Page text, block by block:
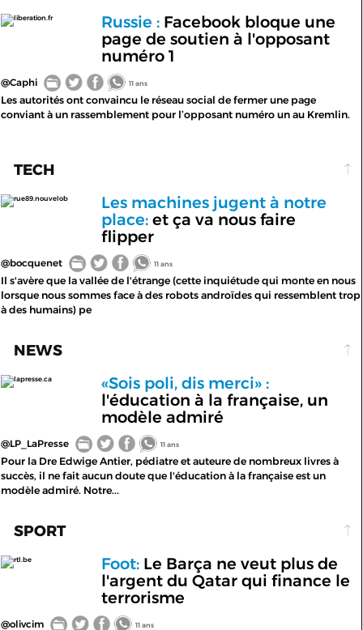
liberation.fr Russie :Facebook bloque une
page de soutien à l'opposant
numéro 1
@Caphi 11 ans
Les autorités ont convaincu le réseau social de fermer une page
conviant à un rassemblement pour l’opposant numéro un au Kremlin.
TECH
rue89.nouvelob
Les machines jugent à notre
place:et ça va nous faire
flipper
@bocquenet 11 ans
Il s'avère que la vallée de l'étrange (cette inquiétude qui monte en nous
lorsque nous sommes face à des robots androïdes qui ressemblent trop
à des humains) pe
NEWS
lapresse.ca
«Sois poli, dis merci» :
l'éducation à la française, un
modèle admiré
@LP_LaPresse 11 ans
Pour la Dre Edwige Antier, pédiatre et auteure de nombreux livres à
succès, il ne fait aucun doute que l'éducation à la française est un
modèle admiré. Notre...
SPORT
rtl.be Foot:Le Barça ne veut plus de
l'argent du Qatar qui finance le
terrorisme
@olivcim 11 ans